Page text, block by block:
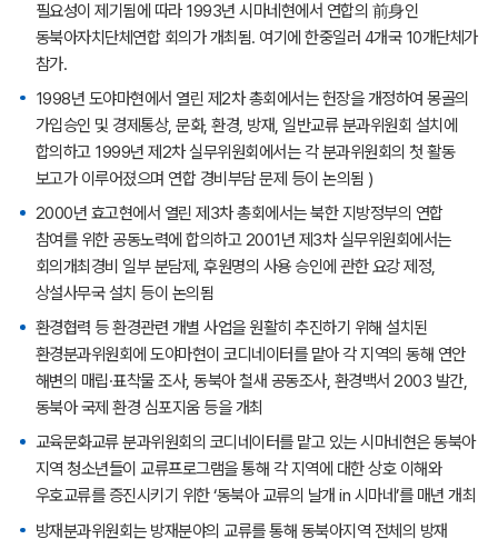
필요성이 제기됨에 따라 1993년 시마네현에서 연합의 前身인
동북아자치단체연합 회의가 개최됨. 여기에 한중일러 4개국 10개단체가
참가.
1998년 도야마현에서 열린 제2차 총회에서는 헌장을 개정하여 몽골의
가입승인 및 경제통상, 문화, 환경, 방재, 일반교류 분과위원회 설치에
합의하고 1999년 제2차 실무위원회에서는 각 분과위원회의 첫 활동
보고가 이루어졌으며 연합 경비부담 문제 등이 논의됨 )
2000년 효고현에서 열린 제3차 총회에서는 북한 지방정부의 연합
참여를 위한 공동노력에 합의하고 2001년 제3차 실무위원회에서는
회의개최경비 일부 분담제, 후원명의 사용 승인에 관한 요강 제정,
상설사무국 설치 등이 논의됨
환경협력 등 환경관련 개별 사업을 원활히 추진하기 위해 설치된
환경분과위원회에 도야마현이 코디네이터를 맡아 각 지역의 동해 연안
해변의 매립·표착물 조사, 동북아 철새 공동조사, 환경백서 2003 발간,
동북아 국제 환경 심포지움 등을 개최
교육문화교류 분과위원회의 코디네이터를 맡고 있는 시마네현은 동북아
지역 청소년들이 교류프로그램을 통해 각 지역에 대한 상호 이해와
우호교류를 증진시키기 위한 ‘동북아 교류의 날개 in 시마네’를 매년 개최
방재분과위원회는 방재분야의 교류를 통해 동북아지역 전체의 방재